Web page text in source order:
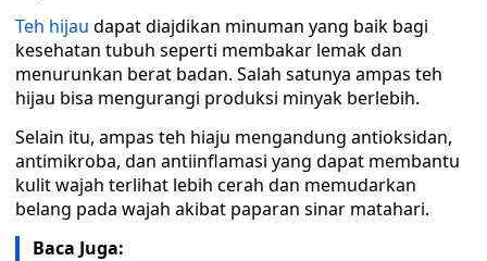
Teh hijau dapat diajdikan minuman yang baik bagi
kesehatan tubuh seperti membakar lemak dan
menurunkan berat badan. Salah satunya ampas teh
hijau bisa mengurangi produksi minyak berlebih.
Selain itu, ampas teh hiaju mengandung antioksidan,
antimikroba, dan antiinflamasi yang dapat membantu
kulit wajah terlihat lebih cerah dan memudarkan
belang pada wajah akibat paparan sinar matahari.
Baca Juga: